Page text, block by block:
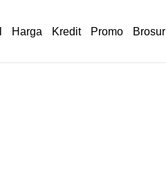
Harga Kredit Promo Brosur